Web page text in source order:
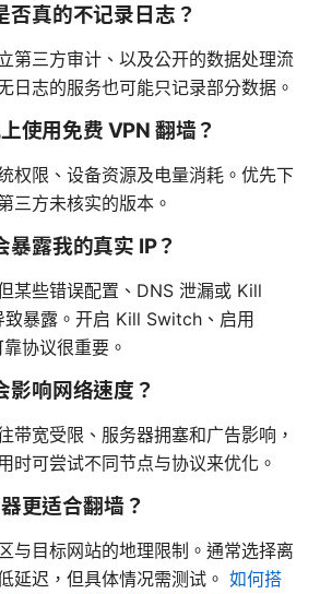
否真的不记录日志？
第三方审计、以及公开的数据处理流
日志的服务也可能只记录部分数据。
使用免费 VPN 翻墙？
权限、设备资源及电量消耗。优先下
三方未核实的版本。
暴露我的真实 IP？
某些错误配置、DNS 泄漏或 Kill
暴露。开启 Kill Switch、启用
协议很重要。
影响网络速度？
带宽受限、服务器拥塞和广告影响，
时可尝试不同节点与协议来优化。
更适合翻墙？
与目标网站的地理限制。通常选择离
延迟，但具体情况需测试。 如何搭